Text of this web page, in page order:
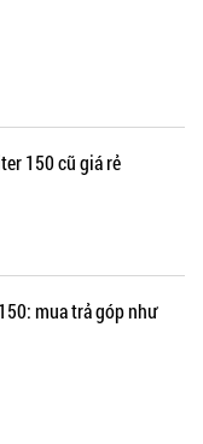
150 cũ giá rẻ
mua trả góp như